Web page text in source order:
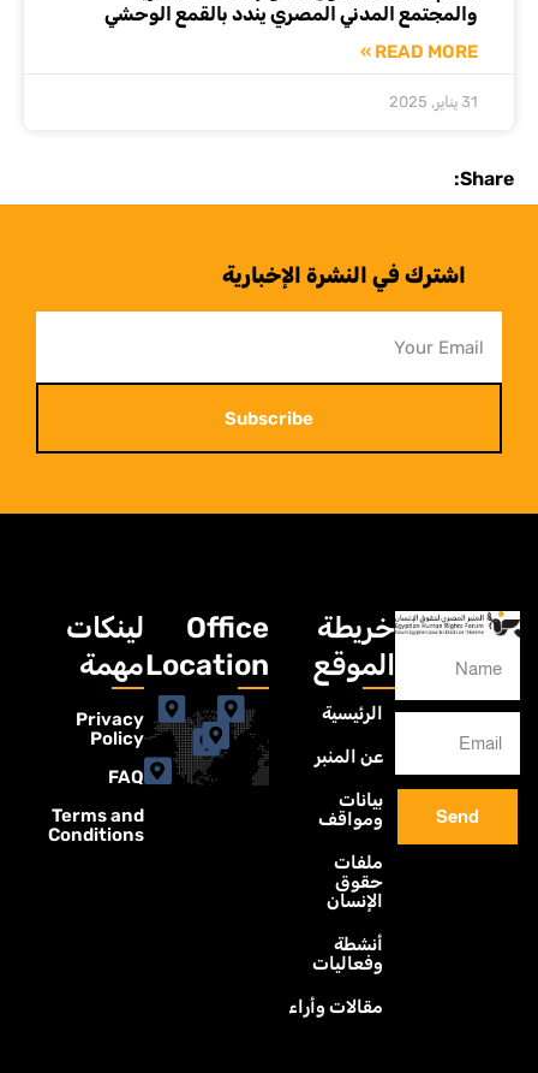
والمجتمع المدني المصري يندد بالقمع الوحشي
READ MORE »
31 يناير, 2025
Share:
اشترك في النشرة الإخبارية
Subscribe
Send
خريطة
الموقع
الرئيسية
عن المنبر
بيانات
ومواقف
ملفات
حقوق
الإنسان
أنشطة
وفعاليات
مقالات وأراء
Office
Location
لينكات
مهمة
Privacy
Policy
FAQ
Terms and
Conditions